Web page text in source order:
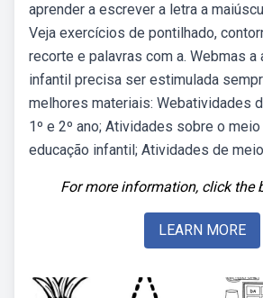
aprender a escrever a letra a
Veja exercícios de pontilhado,
recorte e palavras com a. Webmas a
infantil precisa ser estimulada
melhores materiais: Webatividades
1º e 2º ano; Atividades sobre o
educação infantil; Atividades de
For more information, click the
LEARN MORE